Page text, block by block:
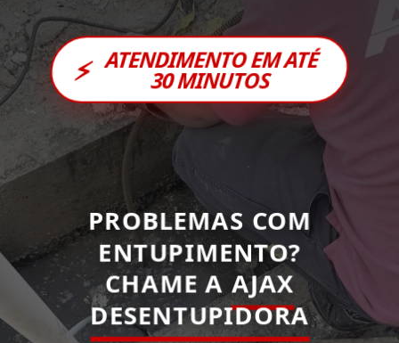
⚡ ATENDIMENTO EM ATÉ
30 MINUTOS
PROBLEMAS COM
ENTUPIMENTO?
CHAME A AJAX
DESENTUPIDORA